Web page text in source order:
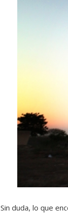
Sin duda, lo que